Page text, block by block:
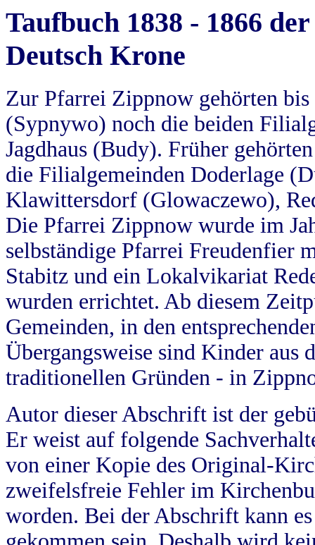
Taufbuch 1838 - 1866
Deutsch Krone
Zur Pfarrei Zippnow gehörten
(Sypnywo) noch die beiden
Jagdhaus (Budy). Früher
die Filialgemeinden Doderlage
Klawittersdorf (Glowaczewo),
Die Pfarrei Zippnow wurde im
selbständige Pfarrei Freudenfier
Stabitz und ein Lokalvikariat
wurden errichtet. Ab diesem
Gemeinden, in den
Übergangsweise sind Kinder aus
traditionellen Gründen - in
Autor dieser Abschrift ist der
Er weist auf folgende
von einer Kopie des Original-
zweifelsfreie Fehler im
worden. Bei der Abschrift kann